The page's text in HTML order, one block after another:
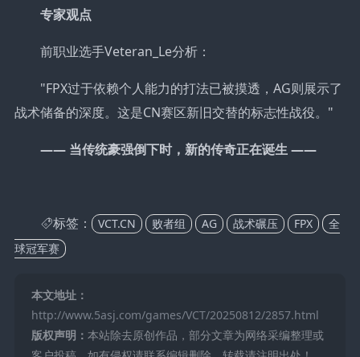
专家观点
前职业选手Veteran_Le分析：
"FPX过于依赖个人能力的打法已被摸透，AG则展示了
战术储备的深度。这是CN赛区新旧交替的标志性战役。"
—— 当传统豪强倒下时，新的传奇正在诞生 ——
标签： VCT.CN 败者组 AG 战术碾压 FPX
全
球冠军赛
本文地址：
http://www.5asj.com/games/VCT/20250812/2857.html
版权声明： 本站除去原创作品，部分文章为网络采编整理或